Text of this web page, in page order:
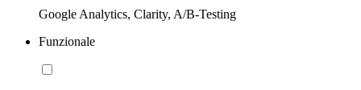
Google Analytics, Clarity, A/B-Testing
Funzionale